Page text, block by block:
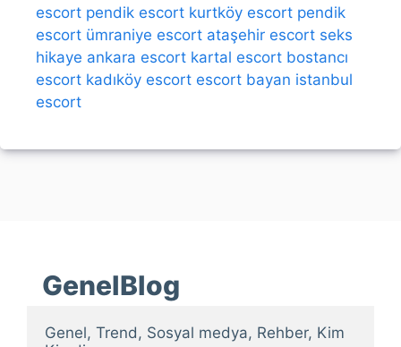
escort pendik escort kurtköy escort pendik
escort ümraniye escort ataşehir escort seks
hikaye ankara escort kartal escort bostancı
escort kadıköy escort escort bayan istanbul
escort
GenelBlog
Genel, Trend, Sosyal medya, Rehber, Kim